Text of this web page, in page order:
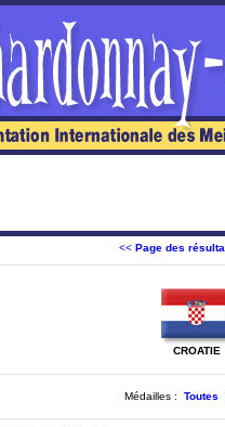
<< Page des
CROATIE
Médailles : Toutes